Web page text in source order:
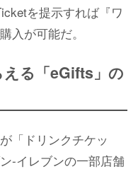
を提示すれば『ワ
入が可能だ。
る「eGifts」の
「ドリンクチケッ
‐イレブンの一部店舗